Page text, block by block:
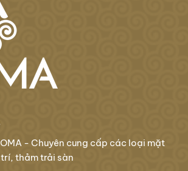
- Chuyên cung cấp các loại mặt
thảm trải sàn